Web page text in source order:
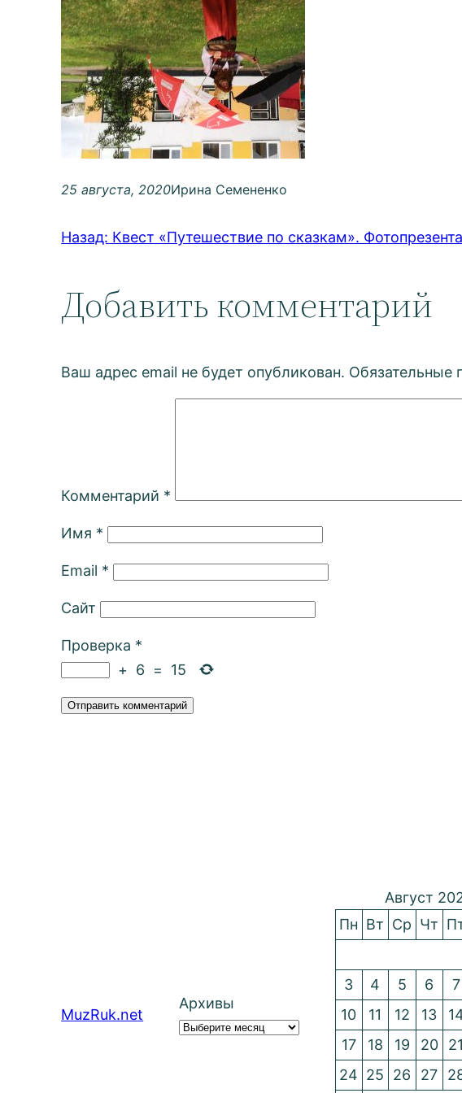
25 августа, 2020Ирина Семененко
Назад: Квест «Путешествие по сказкам».
Добавить комментарий
Ваш адрес email не будет опубликован. Обязательные
Комментарий *
Имя *
Email *
Сайт
Проверка *
+ 6 = 15
MuzRuk.net
Архивы
Август
Пн Вт Ср Чт
3
4 5 6 7
10
11 12 13
17
18 19 20 21
24 25 26 27